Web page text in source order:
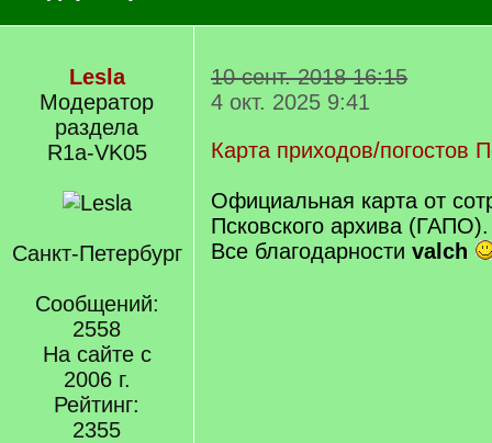
Lesla
Модератор
раздела
R1a-VK05
Санкт-Петербург
Сообщений:
2558
На сайте с
2006 г.
Рейтинг:
2355
10 сент. 2018 16:15
4 окт. 2025 9:41
Карта приходов/погостов
Официальная карта от
Псковского архива (ГАПО).
Все благодарности valch